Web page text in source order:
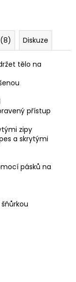
Diskuze
tělo na
přístup
zipy
a skrytými
pásků na